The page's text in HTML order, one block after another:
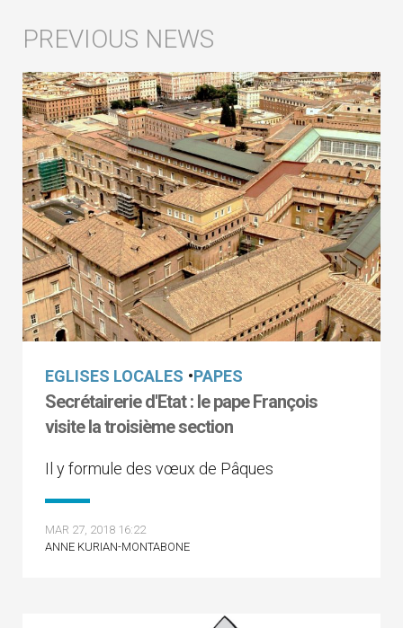
EGLISES LOCALES •PAPES
Secrétairerie d'Etat : le pape François
visite la troisième section
Il y formule des vœux de Pâques
MAR 27, 2018 16:22
ANNE KURIAN-MONTABONE